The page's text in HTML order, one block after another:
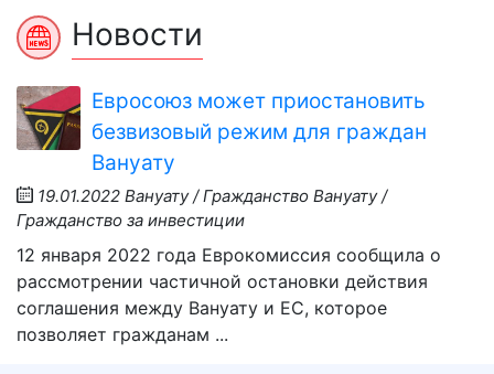
Новости
Евросоюз может приостановить
безвизовый режим для граждан
Вануату
19.01.2022 Вануату / Гражданство Вануату /
Гражданство за инвестиции
12 января 2022 года Еврокомиссия сообщила о
рассмотрении частичной остановки действия
соглашения между Вануату и ЕС, которое
позволяет гражданам ...